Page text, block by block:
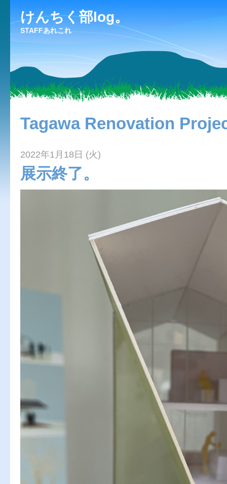
けんちく部log。
STAFFあれこれ
Tagawa Renovation
2022年1月18日 (火)
展示終了。